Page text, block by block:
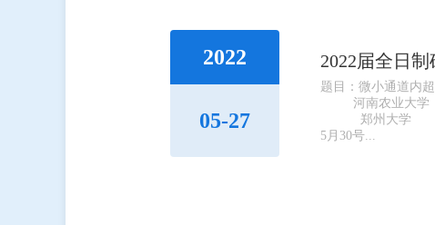
2022
05-27
2022届全日
题目：微小通道内
河南农业大学
郑州大学 教
5月30号...